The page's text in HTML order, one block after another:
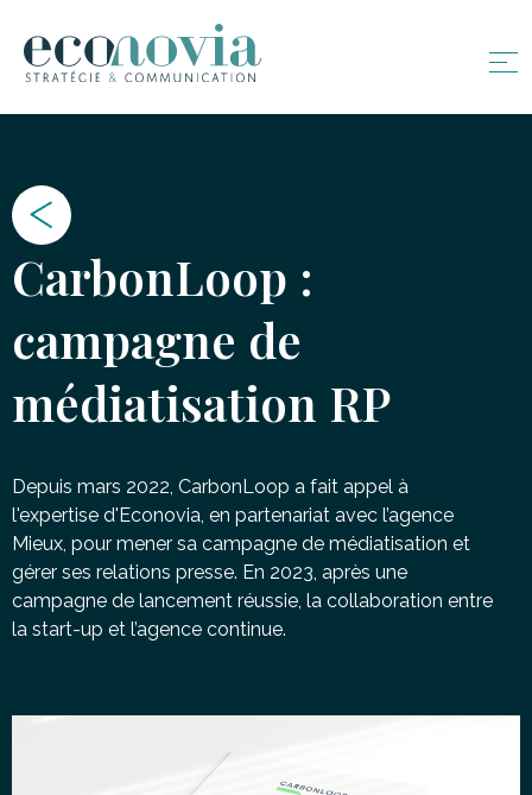
CarbonLoop :
campagne de
médiatisation RP
Depuis mars 2022, CarbonLoop a fait appel à
l'expertise d'Econovia, en partenariat avec l’agence
Mieux, pour mener sa campagne de médiatisation et
gérer ses relations presse. En 2023, après une
campagne de lancement réussie, la collaboration entre
la start-up et l’agence continue.